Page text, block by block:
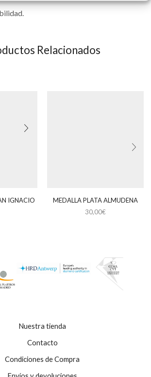
Relacionados
IGNACIO
MEDALLA PLATA ALMUDENA
30,00€
Nuestra tienda
Contacto
Condiciones de Compra
Envíos y devoluciones